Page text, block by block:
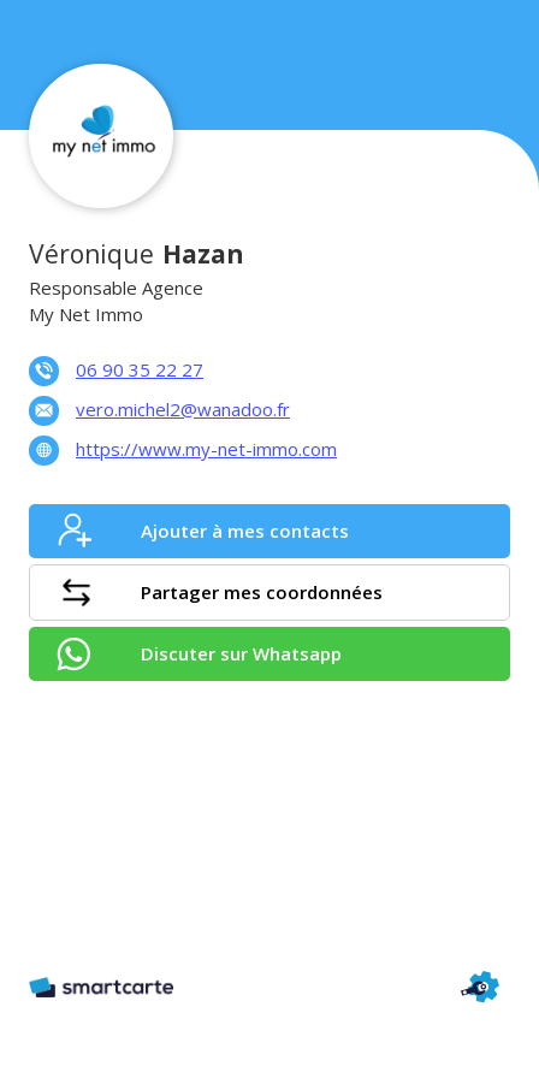
Véronique Hazan
Responsable Agence
My Net Immo
06 90 35 22 27
vero.michel2@wanadoo.fr
https://www.my-net-immo.com
Ajouter à mes contacts
Partager mes coordonnées
Discuter sur Whatsapp